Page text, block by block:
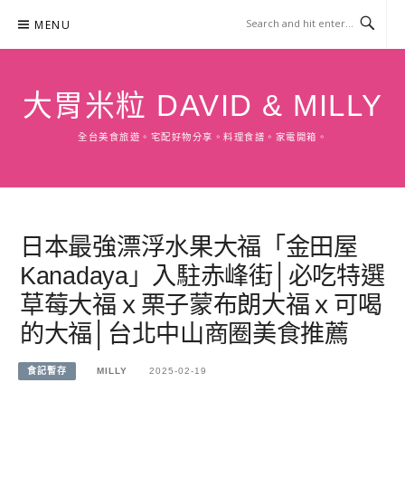
content
MENU
大胃米粒 DAVID & MILLY
全台美食旅遊。宅配好物分享。料理食譜。家電開箱。
日本最強漂浮水果大福「金田屋
Kanadaya」入駐赤峰街│必吃特選
草莓大福ｘ栗子蒙布朗大福ｘ可喝
的大福│台北中山商圈美食推薦
食記暫存 MILLY 2025-02-19